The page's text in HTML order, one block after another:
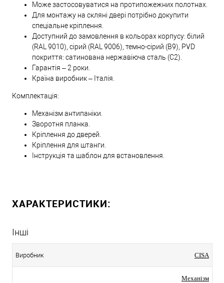
Може застосовуватися на протипожежних полотнах.
Для монтажу на скляні двері потрібно докупити
спеціальне кріплення.
Доступний до замовлення в кольорах корпусу: білий
(RAL 9010), сірий (RAL 9006), темно-сірий (B9), PVD
покриття: сатинована нержавіюча сталь (C2).
Гарантія – 2 роки.
Країна виробник – Італія.
Комплектація:
Механізм антипаніки.
Зворотня планка.
Кріплення до дверей.
Кріплення для штанги.
Інструкція та шаблон для встановлення.
ХАРАКТЕРИСТИКИ:
Інші
Виробник CISA
Механізм